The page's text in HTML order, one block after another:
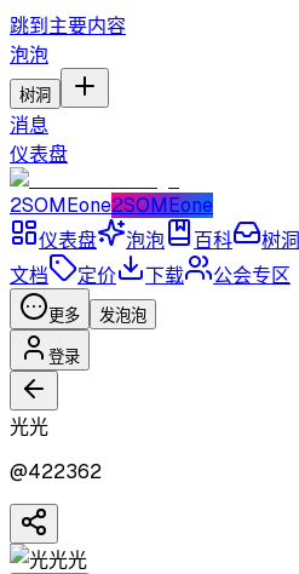
跳到主要内容
泡泡
树洞
消息
仪表盘
2SOMEone2SOMEone
仪表盘
泡泡 百科 树洞
文档
定价 下载 公会专区
更多 发泡泡
登录
光光
@422362
光